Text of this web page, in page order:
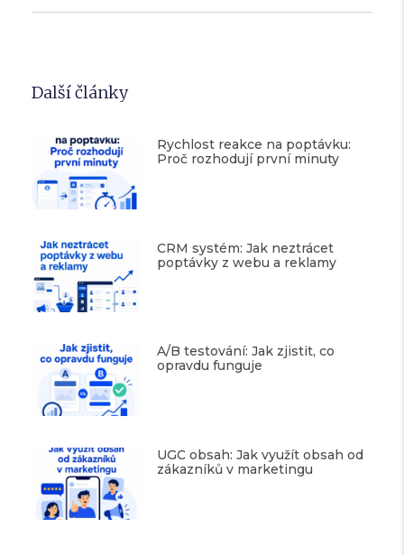
Další články
Rychlost reakce na poptávku:
Proč rozhodují první minuty
CRM systém: Jak neztrácet
poptávky z webu a reklamy
A/B testování: Jak zjistit, co
opravdu funguje
UGC obsah: Jak využít obsah od
zákazníků v marketingu